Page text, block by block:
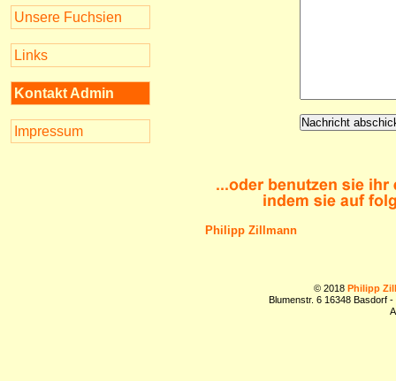
Philipp Zillmann
Unsere Fuchsien
Links
Kontakt Admin
Impressum
© 2018 Philipp
Blumenstr. 6 16348 Basdorf